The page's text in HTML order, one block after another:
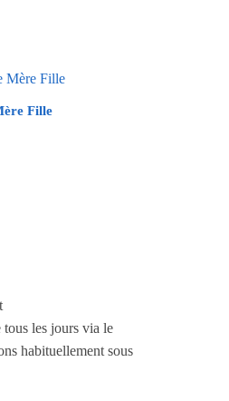
Fille
les jours via le
habituellement sous